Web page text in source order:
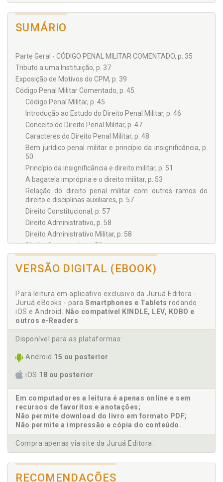
retalhos”, sem a grandeza exigida para uma norma do
chamado Direito Penal Especial.
SUMÁRIO
Parte Geral - CÓDIGO PENAL MILITAR COMENTADO, p. 35
Tributo a uma Instituição, p. 37
Exposição de Motivos do CPM, p. 39
Código Penal Militar Comentado, p. 45
Código Penal Militar, p. 45
Introdução ao Estudo do Direito Penal Militar, p. 46
Conceito de Direito Penal Militar, p. 47
Caracteres do Direito Penal Militar, p. 48
Bem jurídico penal militar e princípio da insignificância, p.
50
Princípio da insignificância e direito militar, p. 51
A bagatela imprópria e o direito militar, p. 53
Relação do direito penal militar com outros ramos do
direito e disciplinas auxiliares, p. 57
Direito Constitucional, p. 57
Direito Administrativo, p. 58
Direito Administrativo Militar, p. 58
Direito Comparado, p. 59
Medicina Legal, p. 59
Psicologia Judiciária, p. 59
Fontes do direito penal militar, p. 62
Fontes Materiais, p. 62
Fontes Formais, p. 62
Bandos Militares, p. 63
Analogia, p. 64
Integração da lei penal militar. Analogia e princípios gerais
Estrutura da justiça militar brasileira, p. 68
Título I - Da Aplicação da Lei Penal Militar, p. 71
Art. 1º. Princípio da legalidade, p. 71
Art. 2º. Lei supressiva de incriminação, p. 72
Retroatividade de lei mais benigna, p. 72
Lei penal militar no tempo, p. 72
Art. 3º. Medidas de segurança, p. 74
VERSÃO DIGITAL (EBOOK)
Para leitura em aplicativo exclusivo da Juruá Editora -
Juruá eBooks - para Smartphones e Tablets rodando
iOS e Android. Não compatível KINDLE, LEV, KOBO e
outros e-Readers.
Disponível para as plataformas:
Android 15 ou posterior
iOS 18 ou posterior
Em computadores a leitura é apenas online e sem
recursos de favoritos e anotações;
Não permite download do livro em formato PDF;
Não permite a impressão e cópia do conteúdo.
Compra apenas via site da Juruá Editora.
RECOMENDAÇÕES